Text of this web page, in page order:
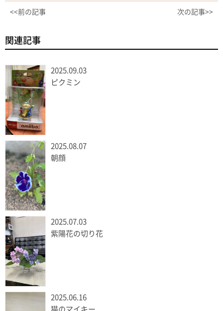
<<前の記事 次の記事>>
関連記事
2025.09.03
ピクミン
2025.08.07
朝顔
2025.07.03
紫陽花の切り花
2025.06.16
猫のマイキー